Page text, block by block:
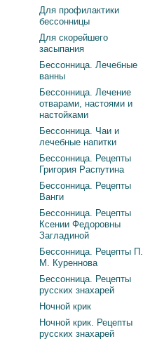
Для профилактики
бессонницы
Для скорейшего
засыпания
Бессонница. Лечебные
ванны
Бессонница. Лечение
отварами, настоями и
настойками
Бессонница. Чаи и
лечебные напитки
Бессонница. Рецепты
Григория Распутина
Бессонница. Рецепты
Ванги
Бессонница. Рецепты
Ксении Федоровны
Загладиной
Бессонница. Рецепты П.
М. Куреннова
Бессонница. Рецепты
русских знахарей
Ночной крик
Ночной крик. Рецепты
русских знахарей